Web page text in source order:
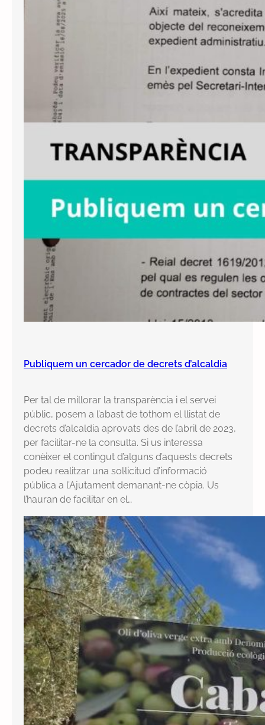
Publiquem un cercador de decrets d’alcaldia
Per tal de millorar la transparència i el servei
públic, posem a l’abast de tothom el llistat de
decrets d’alcaldia aprovats des de l’abril de 2023,
per facilitar-ne la consulta. Si us interessa
conèixer el contingut d’alguns d’aquests decrets
podeu realitzar una sol·licitud d’informació
pública a l’Ajutament demanant-ne còpia. Us
l’hauran de facilitar en el…